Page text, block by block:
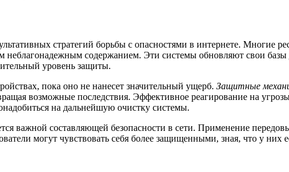
стратегий борьбы с опасностями в интернете. Многие
содержанием. Эти системы обновляют свои базы
уровень защиты.
пока оно не нанесет значительный ущерб. Защитные
возможные последствия. Эффективное реагирование на
на дальнейшую очистку системы.
важной составляющей безопасности в сети. Применение
могут чувствовать себя более защищенными, зная, что у них